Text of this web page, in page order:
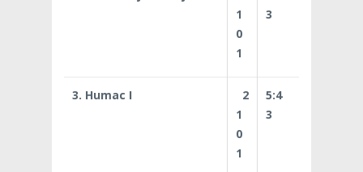
1
0
1
3
3. Humac I
2
1
0
1
5:4
3